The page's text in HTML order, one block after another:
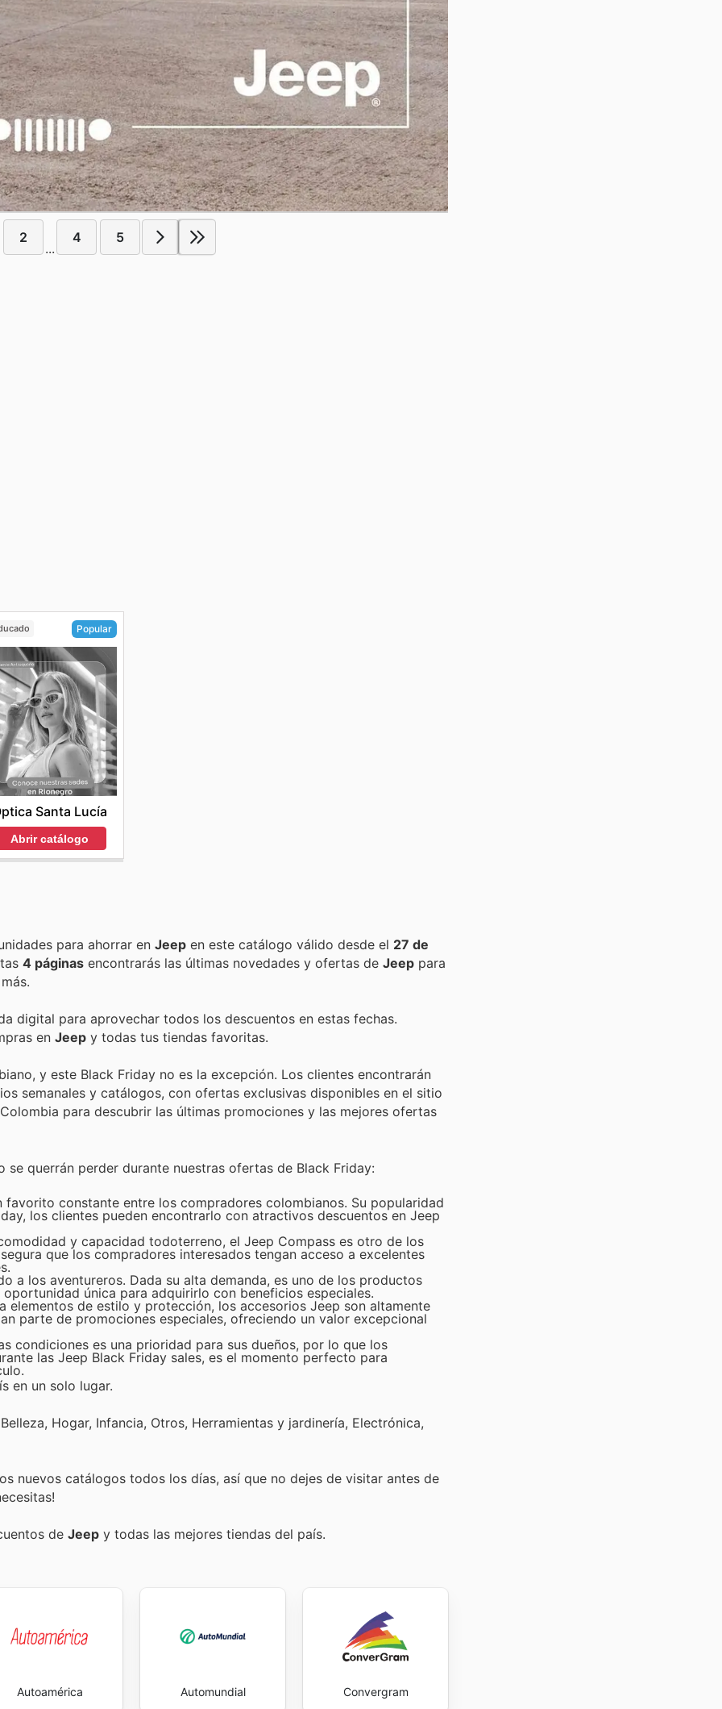
2
...
4 5
Popular
Santa Lucía
Abrir catálogo
Encuentra las mejores promociones, descuentos y oportunidades para ahorrar en Jeep en este catálogo válido desde el 27 de
4 páginas encontrarás las últimas novedades y ofertas de Jeep para
digital para aprovechar todos los descuentos en estas fechas.
en Jeep y todas tus tiendas favoritas.
y este Black Friday no es la excepción. Los clientes encontrarán
semanales y catálogos, con ofertas exclusivas disponibles en el sitio
para descubrir las últimas promociones y las mejores ofertas
querrán perder durante nuestras ofertas de Black Friday:
constante entre los compradores colombianos. Su popularidad
los clientes pueden encontrarlo con atractivos descuentos en Jeep
y capacidad todoterreno, el Jeep Compass es otro de los
que los compradores interesados tengan acceso a excelentes
a los aventureros. Dada su alta demanda, es uno de los productos
única para adquirirlo con beneficios especiales.
de estilo y protección, los accesorios Jeep son altamente
parte de promociones especiales, ofreciendo un valor excepcional
condiciones es una prioridad para sus dueños, por lo que los
las Jeep Black Friday sales, es el momento perfecto para
en un solo lugar.
Hogar, Infancia, Otros, Herramientas y jardinería, Electrónica,
nuevos catálogos todos los días, así que no dejes de visitar antes de
de Jeep y todas las mejores tiendas del país.
Autoamérica Automundial Convergram